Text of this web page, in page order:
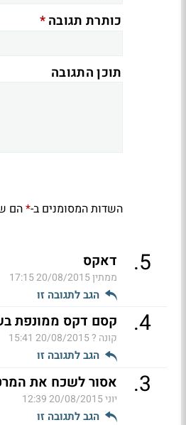
כותרת תגובה*
תוכן התגובה
השדות המסומנים ב-*הם
5
. דאקס
ממתין20/08/2015 17:15
הגב לתגובה זו
4
. קסם דקס ממונפת בשער 7000 נראה
קונה ?20/08/2015 15:41
הגב לתגובה זו
3
. אסור לשכח את
יוני20/08/2015 12:39
הגב לתגובה זו